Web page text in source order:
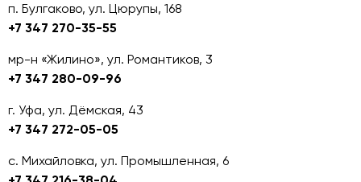
п. Булгаково, ул. Цюрупы, 168
+7 347 270-35-55
мр-н «Жилино», ул. Романтиков, 3
+7 347 280-09-96
г. Уфа, ул. Дёмская, 43
+7 347 272-05-05
с. Михайловка, ул. Промышленная, 6